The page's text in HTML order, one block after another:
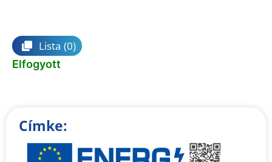
Lista (0)
Elfogyott
Címke: